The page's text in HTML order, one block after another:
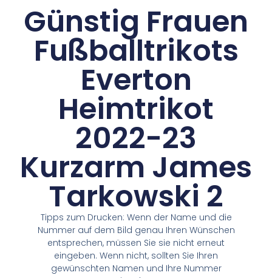
Günstig Frauen
Fußballtrikots
Everton
Heimtrikot
2022-23
Kurzarm James
Tarkowski 2
Tipps zum Drucken: Wenn der Name und die
Nummer auf dem Bild genau Ihren Wünschen
entsprechen, müssen Sie sie nicht erneut
eingeben. Wenn nicht, sollten Sie Ihren
gewünschten Namen und Ihre Nummer